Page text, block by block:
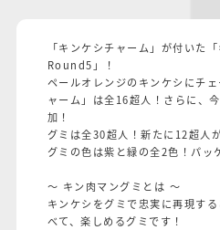
「キンケシチャーム」が付いた
Round5」！
ペールオレンジのキンケシにチ
ャーム」は全16超人！さらに、
加！
グミは全30超人！新たに12超人
グミの色は紫と緑の全2色！パッ
～ キン肉マングミとは ～
キンケシをグミで忠実に再現す
べて、楽しめるグミです！